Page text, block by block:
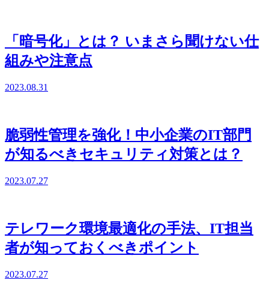
「暗号化」とは？ いまさら聞けない仕
組みや注意点
2023.08.31
脆弱性管理を強化！中小企業のIT部門
が知るべきセキュリティ対策とは？
2023.07.27
テレワーク環境最適化の手法、IT担当
者が知っておくべきポイント
2023.07.27